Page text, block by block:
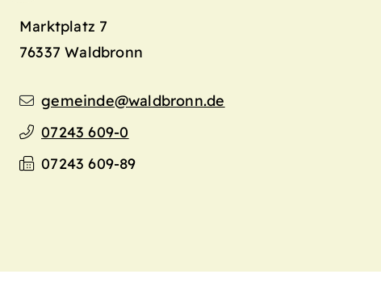
Marktplatz 7
76337 Waldbronn
gemeinde@waldbronn.de
07243 609-0
07243 609-89